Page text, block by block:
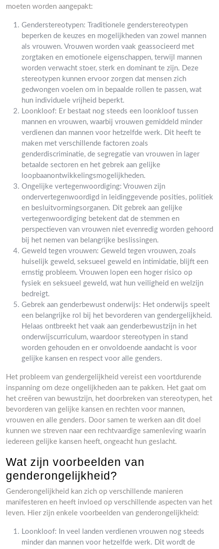
moeten worden aangepakt:
Genderstereotypen: Traditionele genderstereotypen
beperken de keuzes en mogelijkheden van zowel mannen
als vrouwen. Vrouwen worden vaak geassocieerd met
zorgtaken en emotionele eigenschappen, terwijl mannen
worden verwacht stoer, sterk en dominant te zijn. Deze
stereotypen kunnen ervoor zorgen dat mensen zich
gedwongen voelen om in bepaalde rollen te passen, wat
hun individuele vrijheid beperkt.
Loonkloof: Er bestaat nog steeds een loonkloof tussen
mannen en vrouwen, waarbij vrouwen gemiddeld minder
verdienen dan mannen voor hetzelfde werk. Dit heeft te
maken met verschillende factoren zoals
genderdiscriminatie, de segregatie van vrouwen in lager
betaalde sectoren en het gebrek aan gelijke
loopbaanontwikkelingsmogelijkheden.
Ongelijke vertegenwoordiging: Vrouwen zijn
ondervertegenwoordigd in leidinggevende posities, politiek
en besluitvormingsorganen. Dit gebrek aan gelijke
vertegenwoordiging betekent dat de stemmen en
perspectieven van vrouwen niet evenredig worden gehoord
bij het nemen van belangrijke beslissingen.
Geweld tegen vrouwen: Geweld tegen vrouwen, zoals
huiselijk geweld, seksueel geweld en intimidatie, blijft een
ernstig probleem. Vrouwen lopen een hoger risico op
fysiek en seksueel geweld, wat hun veiligheid en welzijn
bedreigt.
Gebrek aan genderbewust onderwijs: Het onderwijs speelt
een belangrijke rol bij het bevorderen van gendergelijkheid.
Helaas ontbreekt het vaak aan genderbewustzijn in het
onderwijscurriculum, waardoor stereotypen in stand
worden gehouden en er onvoldoende aandacht is voor
gelijke kansen en respect voor alle genders.
Het probleem van gendergelijkheid vereist een voortdurende
inspanning om deze ongelijkheden aan te pakken. Het gaat om
het creëren van bewustzijn, het doorbreken van stereotypen, het
bevorderen van gelijke kansen en rechten voor mannen,
vrouwen en alle genders. Door samen te werken aan dit doel
kunnen we streven naar een rechtvaardige samenleving waarin
iedereen gelijke kansen heeft, ongeacht hun geslacht.
Wat zijn voorbeelden van
genderongelijkheid?
Genderongelijkheid kan zich op verschillende manieren
manifesteren en heeft invloed op verschillende aspecten van het
leven. Hier zijn enkele voorbeelden van genderongelijkheid:
Loonkloof: In veel landen verdienen vrouwen nog steeds
minder dan mannen voor hetzelfde werk. Dit wordt de